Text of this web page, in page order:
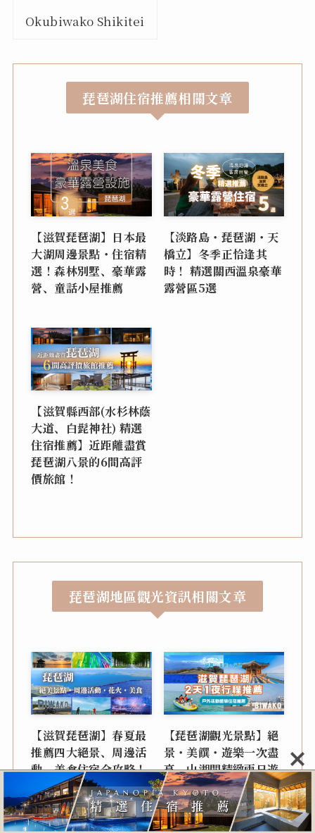
Okubiwako Shikitei
琵琶湖住宿推薦相關文章
【滋賀琵琶湖】日本最
大湖周邊景點・住宿精
選！森林別墅、豪華露
營、童話小屋推薦
【淡路島・琵琶湖・天
橋立】冬季正恰逢其
時！ 精選關西溫泉豪華
露營區5選
【滋賀縣西部(水杉林蔭
大道、白髭神社) 精選
住宿推薦】近距離盡賞
琵琶湖八景的6間高評
價旅館！
琵琶湖地區觀光資訊相關文章
【滋賀琵琶湖】春夏最
推薦四大絕景、周邊活
動、美食住宿全攻略！
【琵琶湖觀光景點】絕
景・美饌・遊樂一次盡
享 山湖間精緻兩日遊
行程推薦